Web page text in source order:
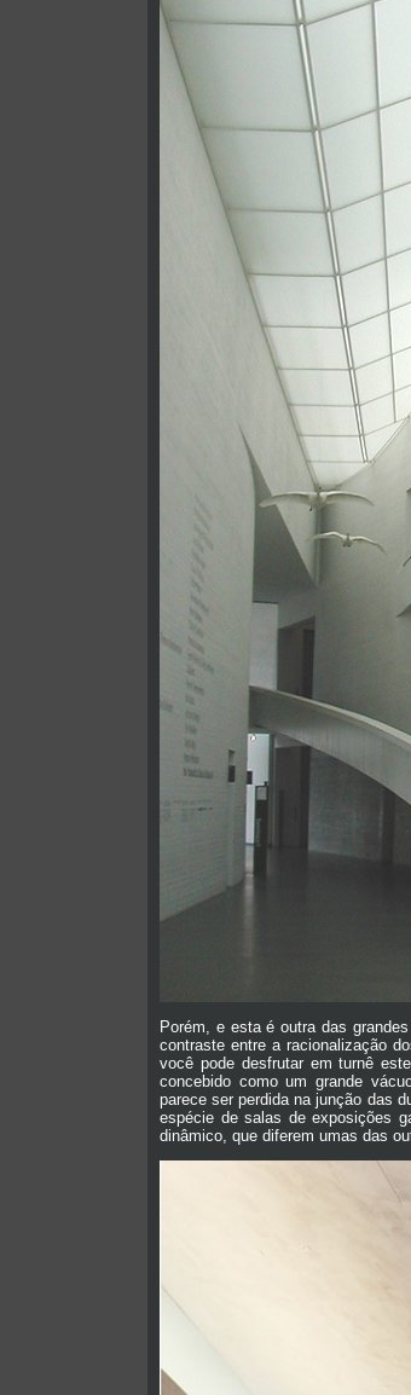
Porém, e esta é outra das
contraste entre a racionalização
você pode desfrutar em turnê
concebido como um grande
parece ser perdida na junção das
espécie de salas de exposições
dinâmico, que diferem umas das